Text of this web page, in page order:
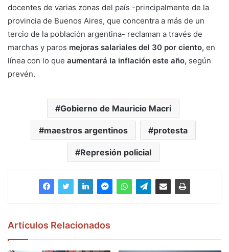
docentes de varias zonas del país -principalmente de la
provincia de Buenos Aires, que concentra a más de un
tercio de la población argentina- reclaman a través de
marchas y paros mejoras salariales del 30 por ciento, en
línea con lo que aumentará la inflación este año, según
prevén.
Gobierno de Mauricio Macri
maestros argentinos protesta
Represión policial
Articulos Relacionados